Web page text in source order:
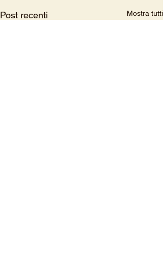
Post recenti Mostra tutti